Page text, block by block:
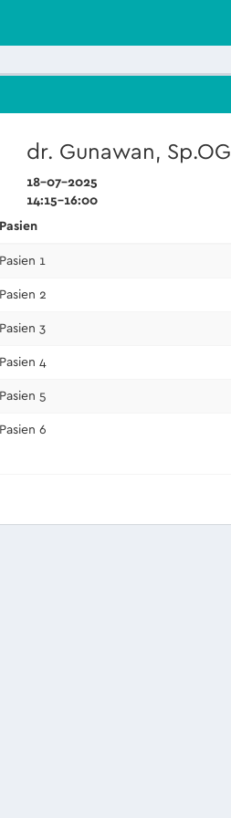
dr. Gunawan, Sp.OG
18-07-2025
14:15-16:00
Pasien
Pasien 1
Pasien 2
Pasien 3
Pasien 4
Pasien 5
Pasien 6